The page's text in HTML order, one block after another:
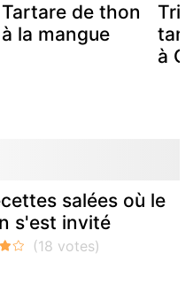
Tartare de thon
à la mangue
à
salées où le
s'est invité